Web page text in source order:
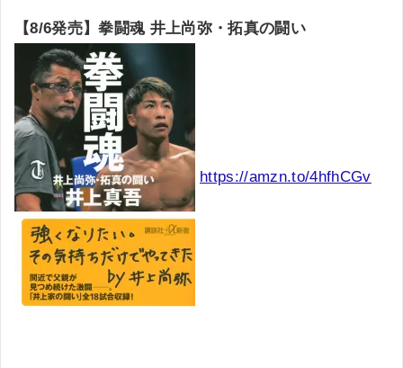
【8/6発売】拳闘魂 井上尚弥・拓真の闘い
https://amzn.to/4hfhCGv